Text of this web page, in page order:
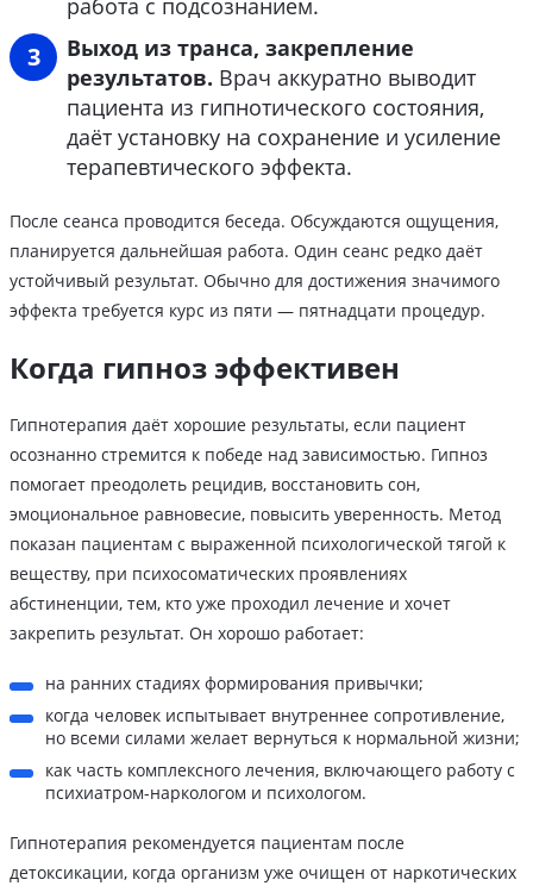
работа с подсознанием.
Выход из транса, закрепление
результатов. Врач аккуратно выводит
пациента из гипнотического состояния,
даёт установку на сохранение и усиление
терапевтического эффекта.
После сеанса проводится беседа. Обсуждаются ощущения,
планируется дальнейшая работа. Один сеанс редко даёт
устойчивый результат. Обычно для достижения значимого
эффекта требуется курс из пяти — пятнадцати процедур.
Когда гипноз эффективен
Гипнотерапия даёт хорошие результаты, если пациент
осознанно стремится к победе над зависимостью. Гипноз
помогает преодолеть рецидив, восстановить сон,
эмоциональное равновесие, повысить уверенность. Метод
показан пациентам с выраженной психологической тягой к
веществу, при психосоматических проявлениях
абстиненции, тем, кто уже проходил лечение и хочет
закрепить результат. Он хорошо работает:
на ранних стадиях формирования привычки;
когда человек испытывает внутреннее сопротивление,
но всеми силами желает вернуться к нормальной жизни;
как часть комплексного лечения, включающего работу с
психиатром-наркологом и психологом.
Гипнотерапия рекомендуется пациентам после
детоксикации, когда организм уже очищен от наркотических